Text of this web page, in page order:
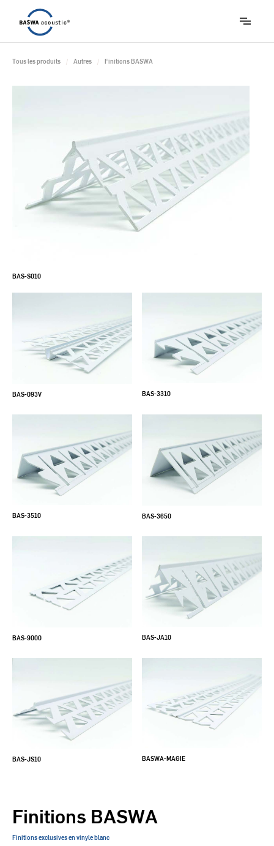
Tous les produits / Autres / Finitions BASWA
BAS-S010
BAS-093V BAS-3310
BAS-3510 BAS-3650
BAS-9000 BAS-JA10
BAS-JS10 BASWA-MAGIE
Finitions BASWA
Finitions exclusives en vinyle blanc